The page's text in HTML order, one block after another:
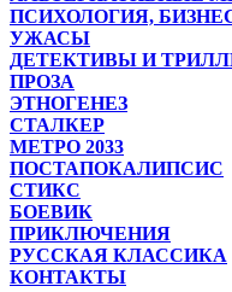
ПСИХОЛОГИЯ,
УЖАСЫ
ДЕТЕКТИВЫ И
ПРОЗА
ЭТНОГЕНЕЗ
СТАЛКЕР
МЕТРО 2033
ПОСТАПОКАЛИПСИС
СТИКС
БОЕВИК
ПРИКЛЮЧЕНИЯ
РУССКАЯ КЛАССИКА
КОНТАКТЫ